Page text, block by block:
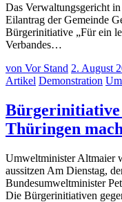
Das Verwaltungsgericht
Eilantrag der Gemeinde
Bürgerinitiative „Für ein
Verbandes…
von Vor Stand 2. August
Artikel Demonstration
Thüringen
Umweltminister Altmaier
aussitzen Am Dienstag,
Bundesumweltminister
Die Bürgerinitiativen